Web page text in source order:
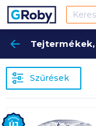
Szűrések
Új